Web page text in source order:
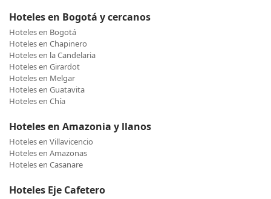
Hoteles en Bogotá y cercanos
Hoteles en Bogotá
Hoteles en Chapinero
Hoteles en la Candelaria
Hoteles en Girardot
Hoteles en Melgar
Hoteles en Guatavita
Hoteles en Chía
Hoteles en Amazonia y llanos
Hoteles en Villavicencio
Hoteles en Amazonas
Hoteles en Casanare
Hoteles Eje Cafetero